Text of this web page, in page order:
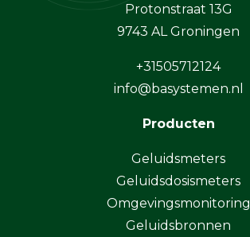
Protonstraat 13G
9743 AL Groningen
+31505712124
info@basystemen.nl
Producten
Geluidsmeters
Geluidsdosismeters
Omgevingsmonitoring
Geluidsbronnen